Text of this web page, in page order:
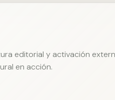
editorial y activación
en acción.